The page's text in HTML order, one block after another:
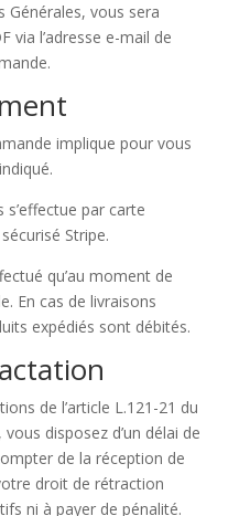
Générales, vous sera
via l’adresse e-mail de
implique pour vous
par carte
Stripe.
qu’au moment de
En cas de livraisons
expédiés sont débités.
de l’article L.121-21 du
disposez d’un délai de
de la réception de
droit de rétraction
ni à payer de pénalité.